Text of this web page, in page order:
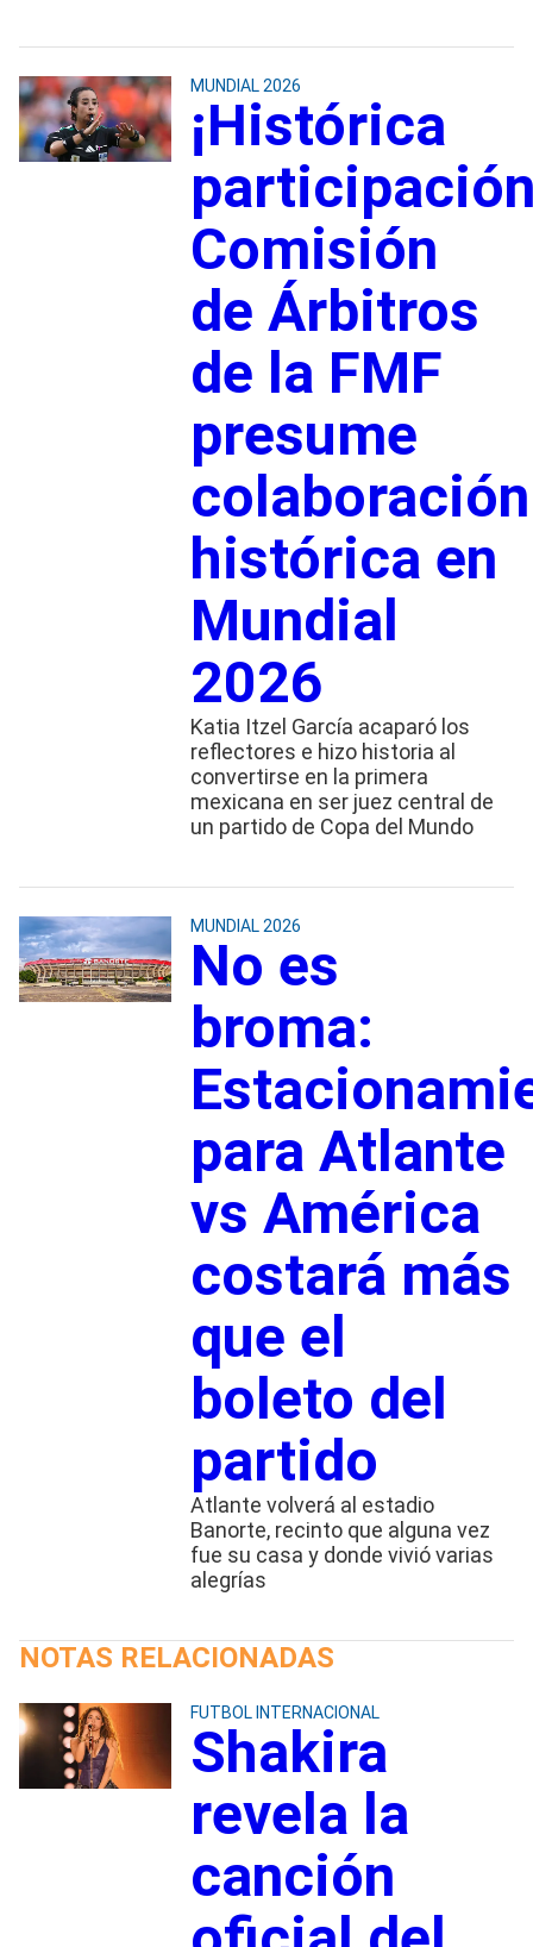
MUNDIAL 2026
¡Histórica
Comisión
de Árbitros
de la FMF
presume
colaboración
histórica en
Mundial
2026
Katia Itzel García acaparó los
reflectores e hizo historia al
convertirse en la primera
mexicana en ser juez central de
un partido de Copa del Mundo
MUNDIAL 2026
No es
broma:
para Atlante
vs América
costará más
que el
boleto del
partido
Atlante volverá al estadio
Banorte, recinto que alguna vez
fue su casa y donde vivió varias
alegrías
NOTAS RELACIONADAS
FUTBOL INTERNACIONAL
Shakira
revela la
canción